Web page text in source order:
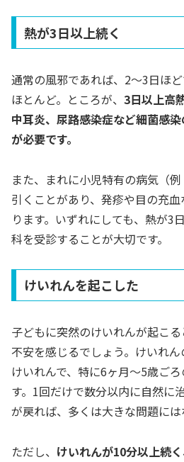
熱が3日以上続く
通常の風邪であれば、2〜3日ほ
ほとんど。ところが、 3日以上高
中耳炎、尿路感染症など細菌感
が必要です。
また、まれに小児特有の病気（
引くことがあり、発疹や目の充
ります。いずれにしても、熱が3
科を受診することが大切です。
けいれんを起こした
子どもに突然のけいれんが起こ
不安を感じるでしょう。けいれ
けいれんで、特に6ヶ月〜5歳ご
す。1回だけで数分以内に自然に
が戻れば、多くは大きな問題には
ただし、 けいれんが10分以上続